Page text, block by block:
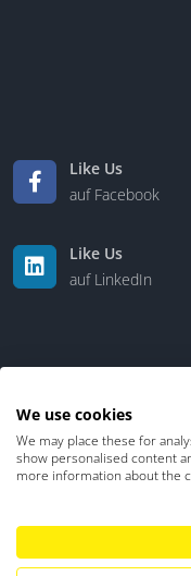
Like Us
auf Facebook
Like Us
auf LinkedIn
We use cookies
We may place these for
show personalised content
more information about the